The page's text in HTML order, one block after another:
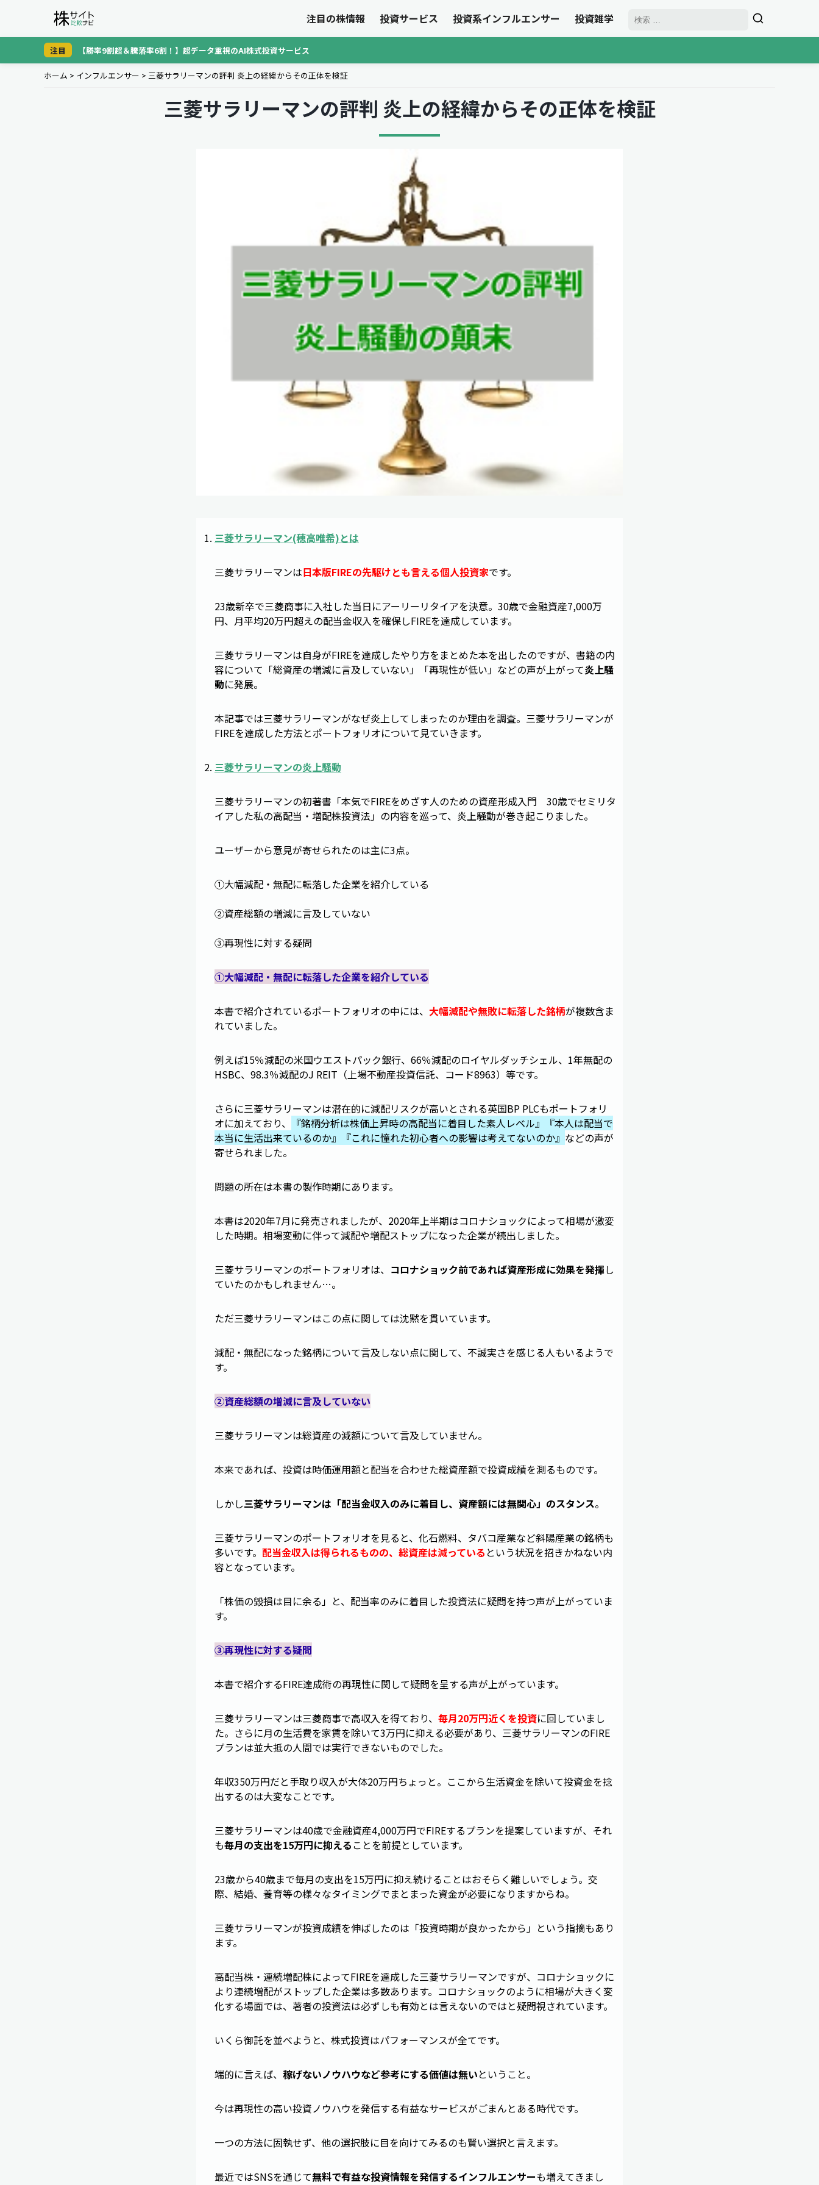
注目の株情報 投資サービス 投資系インフルエンサー 投資雑学
注目 【勝率9割超＆騰落率6割！】超データ重視のAI株式投資サービス
ホーム > インフルエンサー > 三菱サラリーマンの評判 炎上の経緯からその正体を検証
三菱サラリーマンの評判 炎上の経緯からその正体を検証
三菱サラリーマン(穂高唯希)とは
三菱サラリーマンは日本版FIREの先駆けとも言える個人投資家です。
23歳新卒で三菱商事に入社した当日にアーリーリタイアを決意。30歳で金融資産7,000万
円、月平均20万円超えの配当金収入を確保しFIREを達成しています。
三菱サラリーマンは自身がFIREを達成したやり方をまとめた本を出したのですが、書籍の内
容について「総資産の増減に言及していない」「再現性が低い」などの声が上がって炎上騒
動に発展。
本記事では三菱サラリーマンがなぜ炎上してしまったのか理由を調査。三菱サラリーマンが
FIREを達成した方法とポートフォリオについて見ていきます。
三菱サラリーマンの炎上騒動
三菱サラリーマンの初著書「本気でFIREをめざす人のための資産形成入門 30歳でセミリタ
イアした私の高配当・増配株投資法」の内容を巡って、炎上騒動が巻き起こりました。
ユーザーから意見が寄せられたのは主に3点。
①大幅減配・無配に転落した企業を紹介している
②資産総額の増減に言及していない
③再現性に対する疑問
①大幅減配・無配に転落した企業を紹介している
本書で紹介されているポートフォリオの中には、 大幅減配や無敗に転落した銘柄が複数含ま
れていました。
例えば15％減配の米国ウエストパック銀行、66％減配のロイヤルダッチシェル、1年無配の
HSBC、98.3％減配のJ REIT（上場不動産投資信託、コード8963）等です。
さらに三菱サラリーマンは潜在的に減配リスクが高いとされる英国BP PLCもポートフォリ
オに加えており、
『銘柄分析は株価上昇時の高配当に着目した素人レベル』
『本人は配当で
本当に生活出来ているのか』
『これに憧れた初心者への影響は考えてないのか』 などの声が
寄せられました。
問題の所在は本書の製作時期にあります。
本書は2020年7月に発売されましたが、2020年上半期はコロナショックによって相場が激変
した時期。相場変動に伴って減配や増配ストップになった企業が続出しました。
三菱サラリーマンのポートフォリオは、 コロナショック前であれば資産形成に効果を発揮し
ていたのかもしれません…。
ただ三菱サラリーマンはこの点に関しては沈黙を貫いています。
減配・無配になった銘柄について言及しない点に関して、不誠実さを感じる人もいるようで
す。
②資産総額の増減に言及していない
三菱サラリーマンは総資産の減額について言及していません。
本来であれば、投資は時価運用額と配当を合わせた総資産額で投資成績を測るものです。
しかし三菱サラリーマンは「配当金収入のみに着目し、資産額には無関心」のスタンス。
三菱サラリーマンのポートフォリオを見ると、化石燃料、タバコ産業など斜陽産業の銘柄も
多いです。 配当金収入は得られるものの、総資産は減っている という状況を招きかねない内
容となっています。
「株価の毀損は目に余る」と、配当率のみに着目した投資法に疑問を持つ声が上がっていま
す。
③再現性に対する疑問
本書で紹介するFIRE達成術の再現性に関して疑問を呈する声が上がっています。
三菱サラリーマンは三菱商事で高収入を得ており、 毎月20万円近くを投資に回していまし
た。さらに月の生活費を家賃を除いて3万円に抑える必要があり、三菱サラリーマンのFIRE
プランは並大抵の人間では実行できないものでした。
年収350万円だと手取り収入が大体20万円ちょっと。ここから生活資金を除いて投資金を捻
出するのは大変なことです。
三菱サラリーマンは40歳で金融資産4,000万円でFIREするプランを提案していますが、それ
も毎月の支出を15万円に抑えることを前提としています。
23歳から40歳まで毎月の支出を15万円に抑え続けることはおそらく難しいでしょう。交
際、結婚、養育等の様々なタイミングでまとまった資金が必要になりますからね。
三菱サラリーマンが投資成績を伸ばしたのは「投資時期が良かったから」という指摘もあり
ます。
高配当株・連続増配株によってFIREを達成した三菱サラリーマンですが、コロナショックに
より連続増配がストップした企業は多数あります。コロナショックのように相場が大きく変
化する場面では、著者の投資法は必ずしも有効とは言えないのではと疑問視されています。
いくら御託を並べようと、株式投資はパフォーマンスが全てです。
端的に言えば、 稼げないノウハウなど参考にする価値は無いということ。
今は再現性の高い投資ノウハウを発信する有益なサービスがごまんとある時代です。
一つの方法に固執せず、他の選択肢に目を向けてみるのも賢い選択と言えます。
最近ではSNSを通じて無料で有益な投資情報を発信するインフルエンサーも増えてきまし